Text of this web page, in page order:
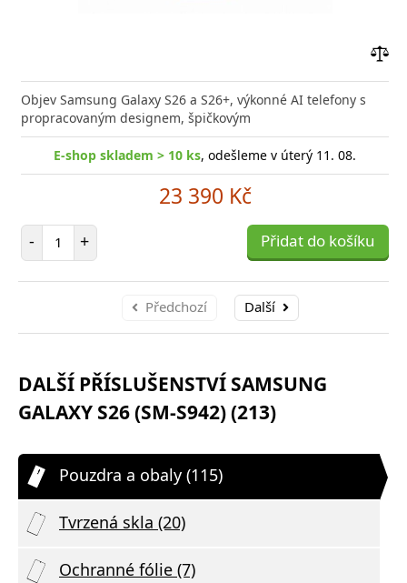
Objev Samsung Galaxy S26 a S26+, výkonné AI telefony s
propracovaným designem, špičkovým
E-shop skladem > 10 ks, odešleme v úterý 11. 08.
23 390 Kč
- Počet položek
+ Přidat do košíku
Předchozí Další
DALŠÍ PŘÍSLUŠENSTVÍ SAMSUNG
GALAXY S26 (SM-S942) (213)
Pouzdra a obaly (115)
Tvrzená skla (20)
Ochranné fólie (7)